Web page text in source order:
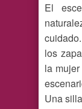
El
los
la
Una